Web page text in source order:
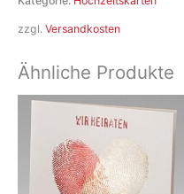
zzgl. Versandkosten
Ähnliche Produkte